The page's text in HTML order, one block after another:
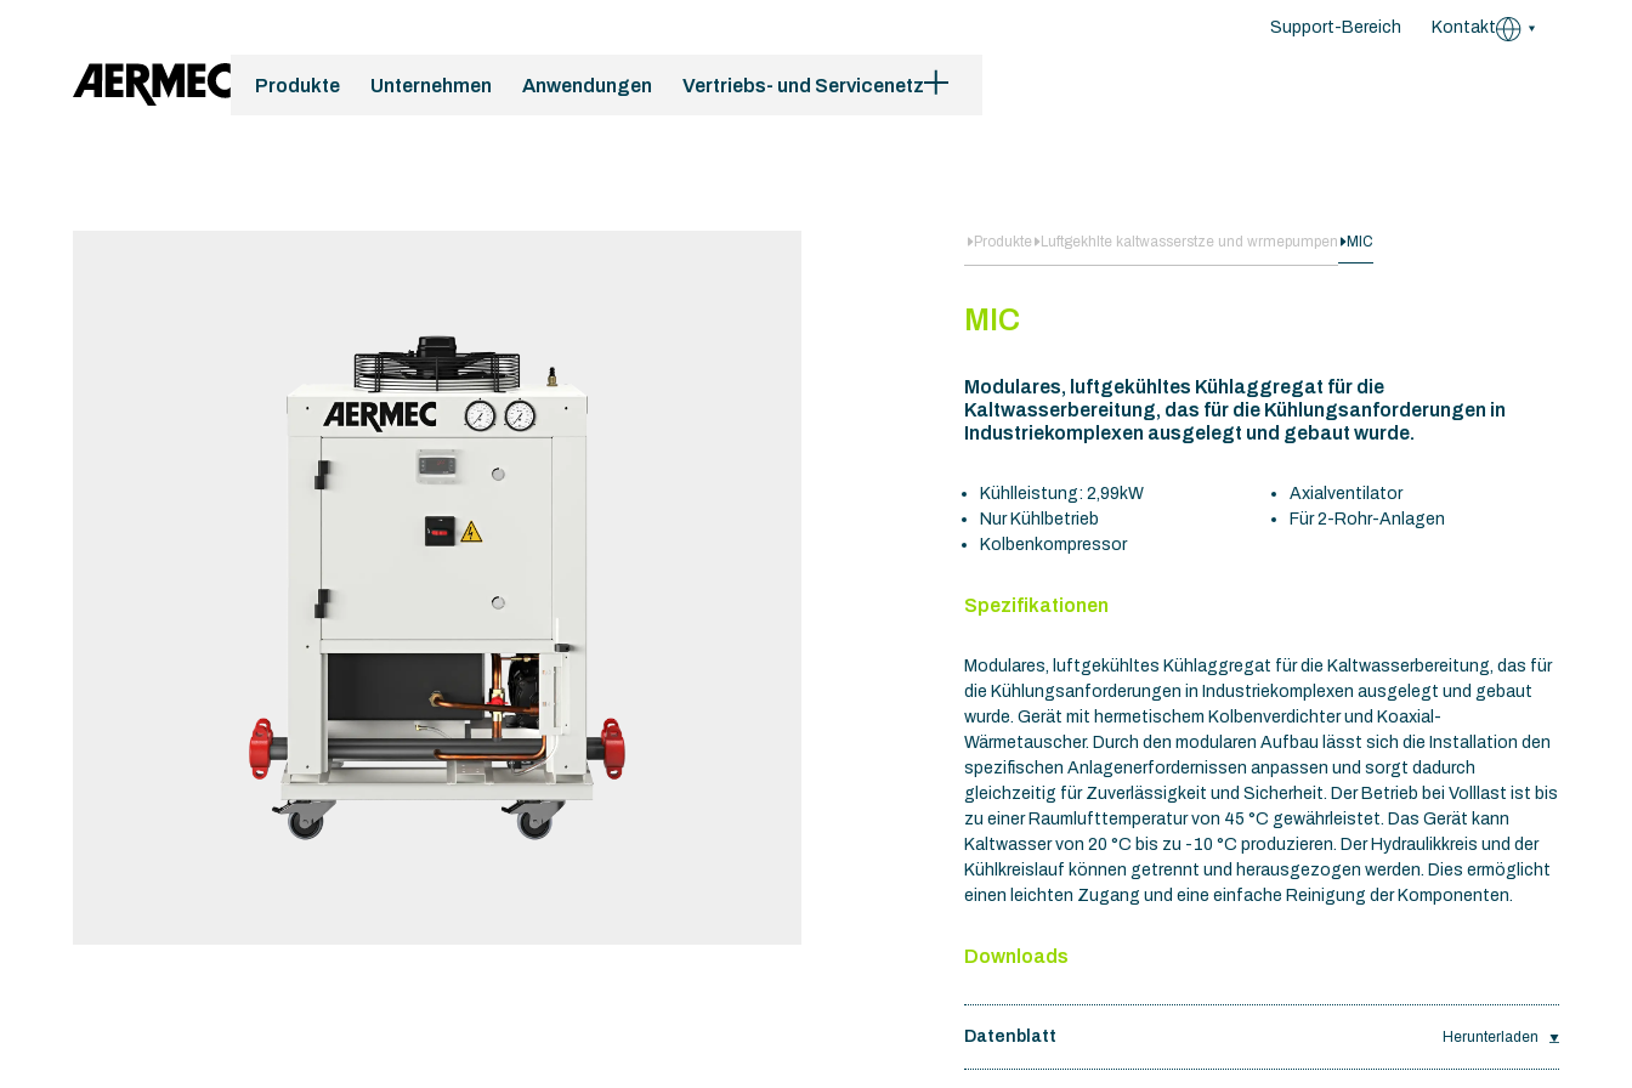
Support-Bereich Kontakt
Produkte Unternehmen Anwendungen Vertriebs- und Servicenetz
Produkte Luftgekhlte kaltwasserstze und wrmepumpen MIC
MIC
Modulares, luftgekühltes Kühlaggregat für die
Kaltwasserbereitung, das für die Kühlungsanforderungen in
Industriekomplexen ausgelegt und gebaut wurde.
Kühlleistung: 2,99kW
Nur Kühlbetrieb
Kolbenkompressor
Axialventilator
Für 2-Rohr-Anlagen
Spezifikationen
Modulares, luftgekühltes Kühlaggregat für die Kaltwasserbereitung, das für
die Kühlungsanforderungen in Industriekomplexen ausgelegt und gebaut
wurde. Gerät mit hermetischem Kolbenverdichter und Koaxial-
Wärmetauscher. Durch den modularen Aufbau lässt sich die Installation den
spezifischen Anlagenerfordernissen anpassen und sorgt dadurch
gleichzeitig für Zuverlässigkeit und Sicherheit. Der Betrieb bei Volllast ist bis
zu einer Raumlufttemperatur von 45 °C gewährleistet. Das Gerät kann
Kaltwasser von 20 °C bis zu -10 °C produzieren. Der Hydraulikkreis und der
Kühlkreislauf können getrennt und herausgezogen werden. Dies ermöglicht
einen leichten Zugang und eine einfache Reinigung der Komponenten.
Downloads
Datenblatt Herunterladen